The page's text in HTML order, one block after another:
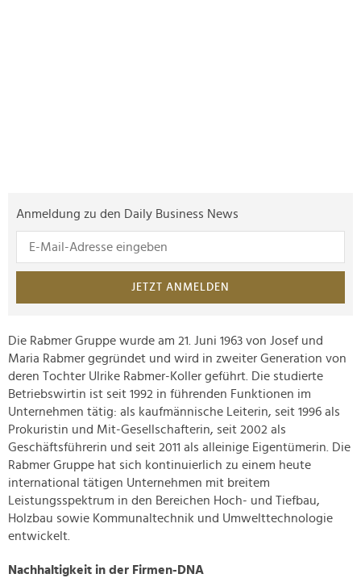
Anmeldung zu den Daily Business News
JETZT ANMELDEN
Die Rabmer Gruppe wurde am 21. Juni 1963 von Josef und
Maria Rabmer gegründet und wird in zweiter Generation von
deren Tochter Ulrike Rabmer-Koller geführt. Die studierte
Betriebswirtin ist seit 1992 in führenden Funktionen im
Unternehmen tätig: als kaufmännische Leiterin, seit 1996 als
Prokuristin und Mit-Gesellschafterin, seit 2002 als
Geschäftsführerin und seit 2011 als alleinige Eigentümerin. Die
Rabmer Gruppe hat sich kontinuierlich zu einem heute
international tätigen Unternehmen mit breitem
Leistungsspektrum in den Bereichen Hoch- und Tiefbau,
Holzbau sowie Kommunaltechnik und Umwelttechnologie
entwickelt.
Nachhaltigkeit in der Firmen-DNA